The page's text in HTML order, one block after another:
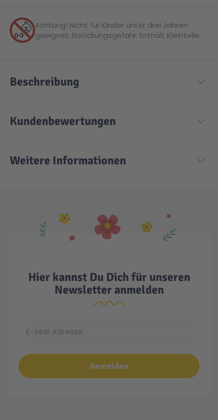
Achtung! Nicht für Kinder unter drei Jahren
geeignet. Erstickungsgefahr. Enthält Kleinteile.
Beschreibung
Kundenbewertungen
Weitere Informationen
Hier kannst Du Dich für unseren
Newsletter anmelden
Anmelden